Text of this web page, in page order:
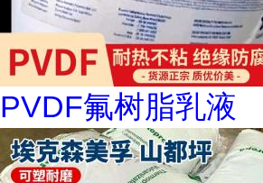
PVDF氟树脂乳液